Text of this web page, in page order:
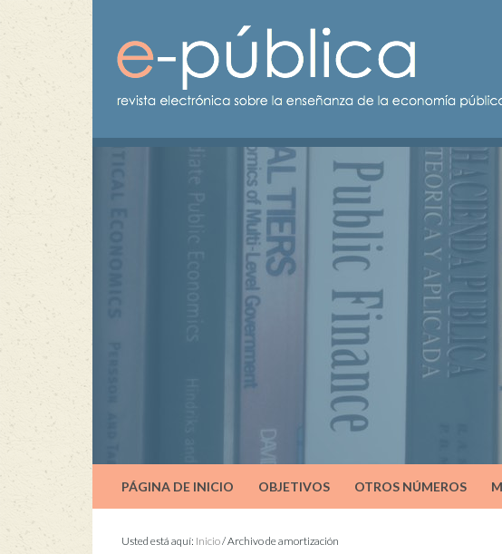
PÁGINA DE INICIO OBJETIVOS OTROS NÚMEROS
Usted está aquí: Inicio/Archivo de amortización